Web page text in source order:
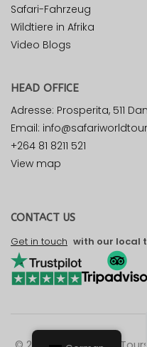
Safari-Fahrzeug
Wildtiere in Afrika
Video Blogs
HEAD OFFICE
Adresse: Prosperita, 511
Email:
+264 81 8211 521
View map
CONTACT US
Get in touch with our local